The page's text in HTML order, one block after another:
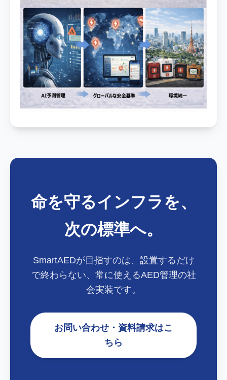
命を守るインフラを、
次の標準へ。
SmartAEDが目指すのは、設置するだけ
で終わらない、常に使えるAED管理の社
会実装です。
お問い合わせ・資料請求はこ
ちら